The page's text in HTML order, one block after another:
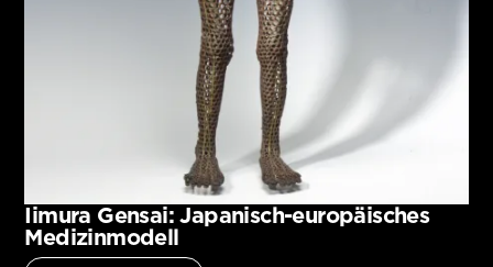
Iimura Gensai: Japanisch-europäisches
Medizinmodell